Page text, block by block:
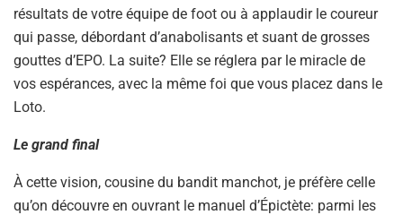
résultats de votre équipe de foot ou à applaudir le coureur
qui passe, débordant d’anabolisants et suant de grosses
gouttes d’EPO. La suite? Elle se réglera par le miracle de
vos espérances, avec la même foi que vous placez dans le
Loto.
Le grand final
À cette vision, cousine du bandit manchot, je préfère celle
qu’on découvre en ouvrant le manuel d’Épictète: parmi les